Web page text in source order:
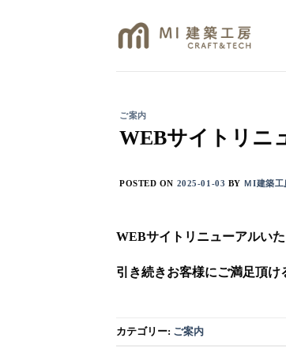
ご案内
WEBサイトリニ
POSTED ON 2025-01-03 BY ＭI建築工
WEBサイトリニューアルいた
引き続きお客様にご満足頂け
カテゴリー: ご案内